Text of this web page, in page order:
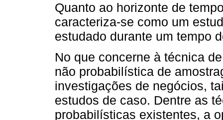
Quanto ao horizonte de
caracteriza-se como um
estudado durante um tempo
No que concerne à técnica
não probabilística de
investigações de negócios,
estudos de caso. Dentre as
probabilísticas existentes, a